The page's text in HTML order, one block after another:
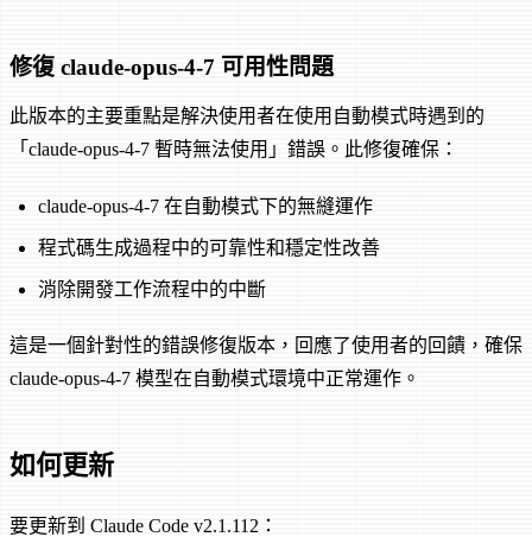
修復 claude-opus-4-7 可用性問題
此版本的主要重點是解決使用者在使用自動模式時遇到的
「claude-opus-4-7 暫時無法使用」錯誤。此修復確保：
claude-opus-4-7 在自動模式下的無縫運作
程式碼生成過程中的可靠性和穩定性改善
消除開發工作流程中的中斷
這是一個針對性的錯誤修復版本，回應了使用者的回饋，確保
claude-opus-4-7 模型在自動模式環境中正常運作。
如何更新
要更新到 Claude Code v2.1.112：